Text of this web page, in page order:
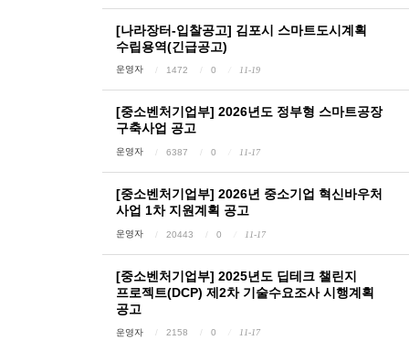
[나라장터-입찰공고] 김포시 스마트도시계획
수립용역(긴급공고)
운영자 1472 0 11-19
[중소벤처기업부] 2026년도 정부형 스마트공장
구축사업 공고
운영자 6387 0 11-17
[중소벤처기업부] 2026년 중소기업 혁신바우처
사업 1차 지원계획 공고
운영자 20443 0 11-17
[중소벤처기업부] 2025년도 딥테크 챌린지
프로젝트(DCP) 제2차 기술수요조사 시행계획
공고
운영자 2158 0 11-17